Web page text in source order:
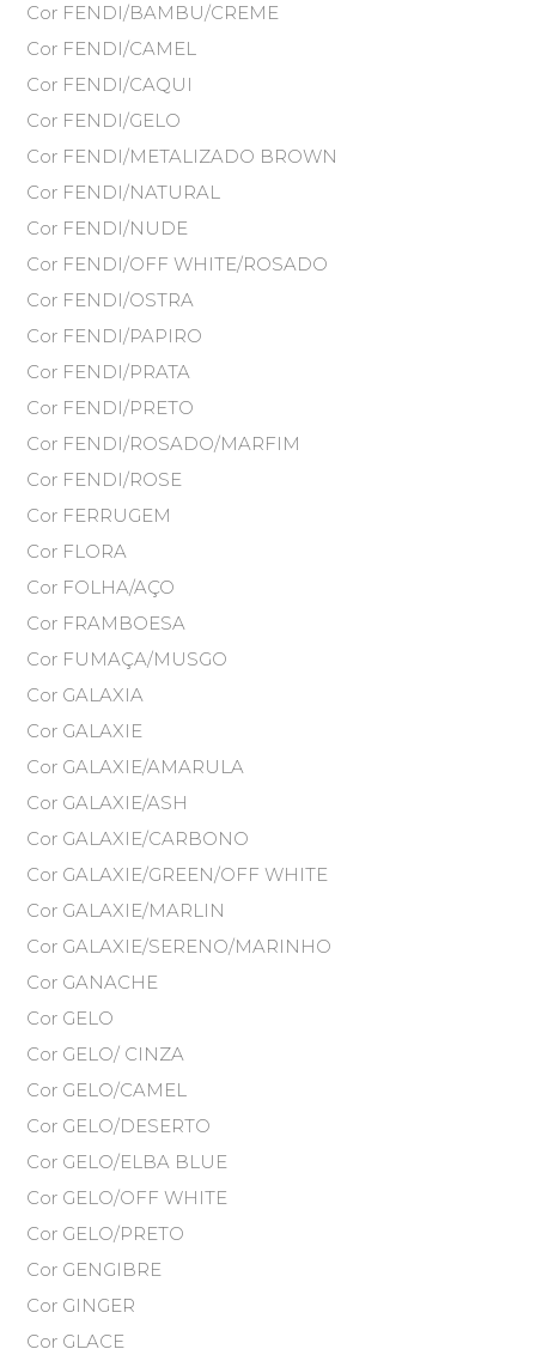
Cor FENDI/BAMBU/CREME
Cor FENDI/CAMEL
Cor FENDI/CAQUI
Cor FENDI/GELO
Cor FENDI/METALIZADO BROWN
Cor FENDI/NATURAL
Cor FENDI/NUDE
Cor FENDI/OFF WHITE/ROSADO
Cor FENDI/OSTRA
Cor FENDI/PAPIRO
Cor FENDI/PRATA
Cor FENDI/PRETO
Cor FENDI/ROSADO/MARFIM
Cor FENDI/ROSE
Cor FERRUGEM
Cor FLORA
Cor FOLHA/AÇO
Cor FRAMBOESA
Cor FUMAÇA/MUSGO
Cor GALAXIA
Cor GALAXIE
Cor GALAXIE/AMARULA
Cor GALAXIE/ASH
Cor GALAXIE/CARBONO
Cor GALAXIE/GREEN/OFF WHITE
Cor GALAXIE/MARLIN
Cor GALAXIE/SERENO/MARINHO
Cor GANACHE
Cor GELO
Cor GELO/ CINZA
Cor GELO/CAMEL
Cor GELO/DESERTO
Cor GELO/ELBA BLUE
Cor GELO/OFF WHITE
Cor GELO/PRETO
Cor GENGIBRE
Cor GINGER
Cor GLACE